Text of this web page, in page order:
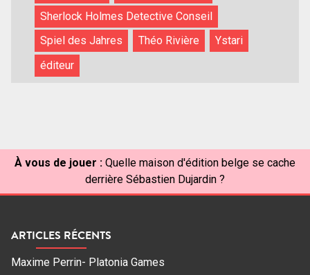
Sherlock Holmes Detective Conseil
Spiel des Jahres
Théo Rivière
Ystari
éditeur
À vous de jouer : Quelle maison d'édition belge se cache
derrière Sébastien Dujardin ?
ARTICLES RÉCENTS
Maxime Perrin- Platonia Games